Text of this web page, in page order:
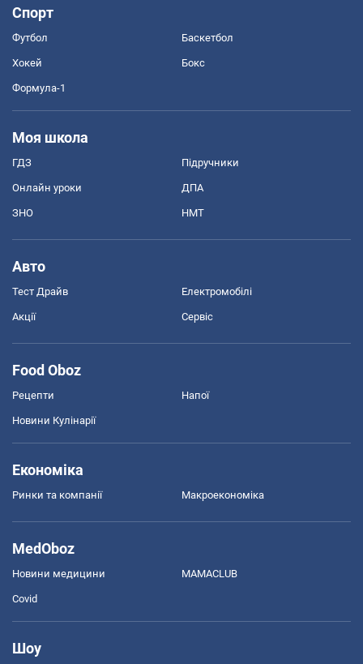
Спорт
Футбол Баскетбол
Хокей Бокс
Формула-1
Моя школа
ГДЗ Підручники
Онлайн уроки ДПА
ЗНО НМТ
Авто
Тест Драйв Електромобілі
Акції Сервіс
Food Oboz
Рецепти Напої
Новини Кулінарії
Економіка
Ринки та компанії Макроекономіка
MedOboz
Новини медицини MAMACLUB
Covid
Шоу